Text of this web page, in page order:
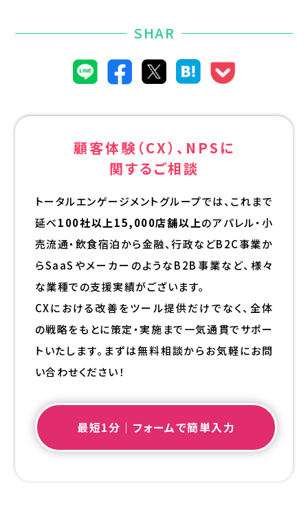
SHAR
顧客体験（CX）、NPSに
関するご相談
トータルエンゲージメントグループでは、これまで
延べ100社以上15,000店舗以上のアパレル・小
売流通・飲食宿泊から金融、行政などB2C事業か
らSaaSやメーカーのようなB2B事業など、様々
な業種での支援実績がございます。
CXにおける改善をツール提供だけでなく、全体
の戦略をもとに策定・実施まで一気通貫でサポー
トいたします。まずは無料相談からお気軽にお問
い合わせください！
最短1分｜フォームで簡単入力